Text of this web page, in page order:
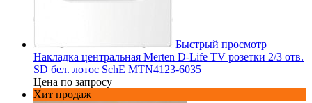
Быстрый просмотр
Накладка центральная Merten D-Life TV розетки 2/3 отв.
SD бел. лотос SchE MTN4123-6035
Цена по запросу
Хит продаж